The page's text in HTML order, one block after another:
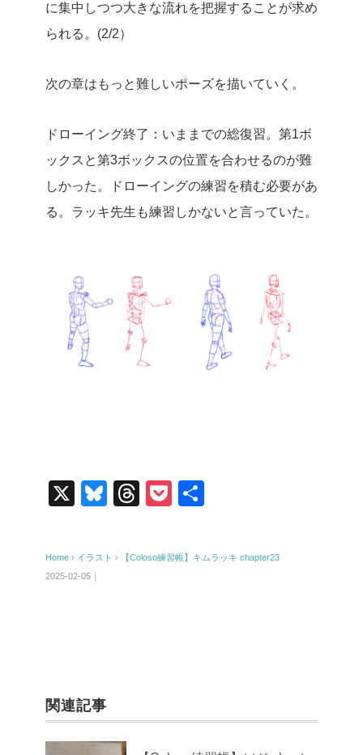
に集中しつつ大きな流れを把握することが求め
られる。(2/2）
次の章はもっと難しいポーズを描いていく。
ドローイング終了：いままでの総復習。第1ボ
ックスと第3ボックスの位置を合わせるのが難
しかった。ドローイングの練習を積む必要があ
る。ラッキ先生も練習しかないと言っていた。
X
Bl
sk
T
a
P
ck
et
Home › イラスト ›
【Coloso練習帳】キムラッキ chapter23
2025-02-05｜
関連記事